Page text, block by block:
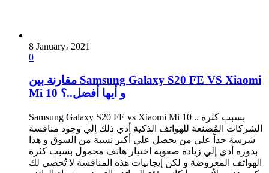
8 January، 2021
0
مقارنة بين Samsung Galaxy S20 FE VS Xiaomi
Mi 10 و أيها أفضل..؟
Samsung Galaxy S20 FE vs Xiaomi Mi 10 .. بسبب كثرة
الشركات المُصنعة للهواتف الذكية أدي ذلك إلي وجود منافسة
شرسة جداً علي من يحصل علي أكبر نسبة من السوق و هذا
بدوره أدي إلي زيادة صعوبة اختيار هاتف محمول بسبب كثرة
الهواتف المعروضة و لكن إيجابيات هذه المنافسة لا تُحصي لك